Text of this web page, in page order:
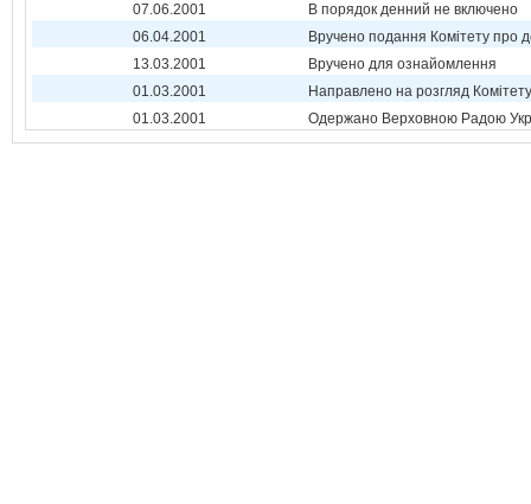
07.06.2001
В порядок денний не включено
06.04.2001
Вручено подання Комітету про
13.03.2001
Вручено для ознайомлення
01.03.2001
Направлено на розгляд Комітету
01.03.2001
Одержано Верховною Радою